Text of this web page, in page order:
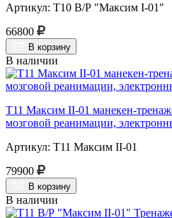
Артикул: Т10 В/Р "Максим I-01"
66800
В корзину
В наличии
Т11 Максим II-01 манекен-
мозговой реанимации,
Артикул: Т11 Максим II-01
79900
В корзину
В наличии